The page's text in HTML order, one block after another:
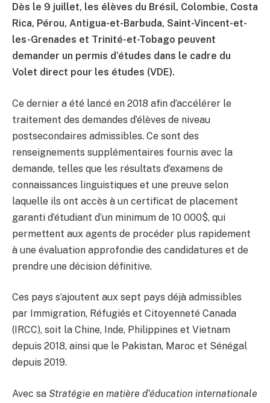
Dès le 9 juillet, les élèves du Brésil, Colombie, Costa
Rica, Pérou, Antigua-et-Barbuda, Saint-Vincent-et-
les-Grenades et Trinité-et-Tobago peuvent
demander un permis d’études dans le cadre du
Volet direct pour les études (VDE).
Ce dernier a été lancé en 2018 afin d’accélérer le
traitement des demandes d’élèves de niveau
postsecondaires admissibles. Ce sont des
renseignements supplémentaires fournis avec la
demande, telles que les résultats d’examens de
connaissances linguistiques et une preuve selon
laquelle ils ont accès à un certificat de placement
garanti d’étudiant d’un minimum de 10 000$, qui
permettent aux agents de procéder plus rapidement
à une évaluation approfondie des candidatures et de
prendre une décision définitive.
Ces pays s’ajoutent aux sept pays déjà admissibles
par Immigration, Réfugiés et Citoyenneté Canada
(IRCC), soit la Chine, Inde, Philippines et Vietnam
depuis 2018, ainsi que le Pakistan, Maroc et Sénégal
depuis 2019.
Avec sa Stratégie en matière d’éducation internationale